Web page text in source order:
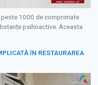
peste 1000 de comprimate
psihoactive. Aceasta
ÎN RESTAURAREA